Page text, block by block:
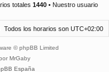
totales 1440 • Nuestro usuario
Todos los horarios son UTC+02:00
© phpBB Limited
MrGaby
España